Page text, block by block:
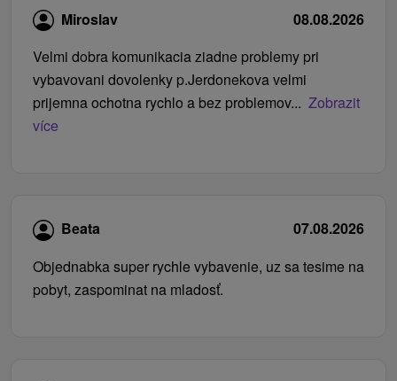
Miroslav
08.08.2026
Velmi dobra komunikacia ziadne problemy pri
vybavovani dovolenky p.Jerdonekova velmi
prijemna ochotna rychlo a bez problemov... Zobrazit
více
Beata
07.08.2026
Objednabka super rychle vybavenie, uz sa tesime na
pobyt, zaspominat na mladosť.